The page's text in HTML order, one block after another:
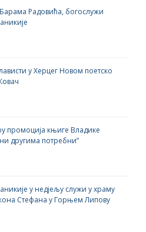
Радовића, богослужи
у Херцег Новом поетско
промоција књиге Владике
другима потребни”
у недјељу служи у храму
Стефана у Горњем Липову